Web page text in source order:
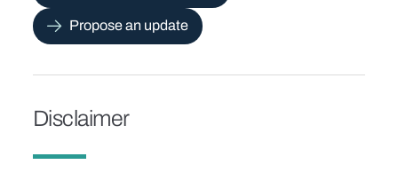
Propose an update
Disclaimer